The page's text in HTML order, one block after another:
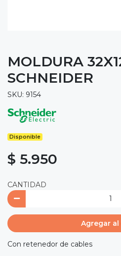
MOLDURA
SCHNEIDER
SKU: 9154
Disponible
$ 5.950
CANTIDAD
Agregar al
Con retenedor de cables